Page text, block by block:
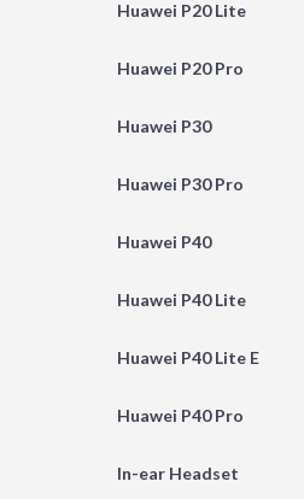
Huawei P20 Lite
Huawei P20 Pro
Huawei P30
Huawei P30 Pro
Huawei P40
Huawei P40 Lite
Huawei P40 Lite E
Huawei P40 Pro
In-ear Headset